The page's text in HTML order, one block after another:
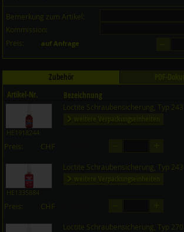
Bemerkung zum Artikel:
Kommission:
Preis:
auf Anfrage
Zubehör
Artikel-Nr.
Bezeichnung
Menge
HE1918244
Loctite Schraubensicherung, Typ
weitere Verpackungseinheiten
Preis: CHF
HE1335884
Loctite Schraubensicherung, Typ
weitere Verpackungseinheiten
Preis: CHF
Loctite Schraubensicherung, Typ